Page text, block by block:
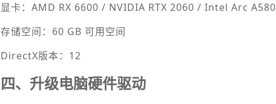
显卡：AMD RX 6600 / NVIDIA RTX 2060 / Intel Arc A580
存储空间：60 GB 可用空间
DirectX版本：12
四、升级电脑硬件驱动